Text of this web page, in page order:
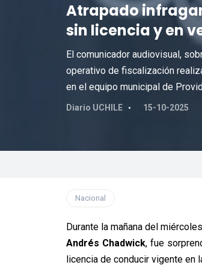
Atrapado
sin licencia y en
El comunicador audiovisual,
operativo de fiscalización
en el equipo municipal de
Diario UCHILE 15-10-2025
Nacional
Durante la mañana del
Andrés Chadwick, fue
licencia de conducir vigente en